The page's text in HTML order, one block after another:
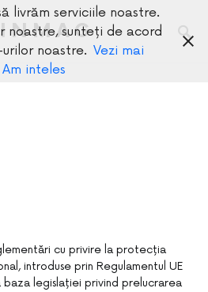
cu privire la protecția
introduse prin Regulamentul UE
legislației privind prelucrarea
livrăm serviciile noastre.
noastre, sunteți de acord
noastre. Vezi mai
Am inteles